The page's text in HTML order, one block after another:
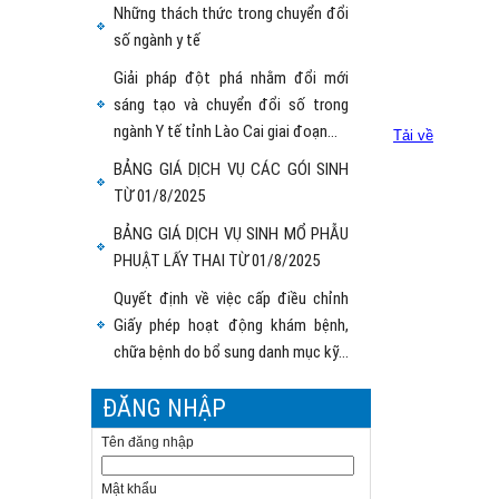
Những thách thức trong chuyển đổi
số ngành y tế
Giải pháp đột phá nhằm đổi mới
sáng tạo và chuyển đổi số trong
ngành Y tế tỉnh Lào Cai giai đoạn...
BẢNG GIÁ DỊCH VỤ CÁC GÓI SINH
TỪ 01/8/2025
BẢNG GIÁ DỊCH VỤ SINH MỔ PHẪU
PHUẬT LẤY THAI TỪ 01/8/2025
Quyết định về việc cấp điều chỉnh
Giấy phép hoạt động khám bệnh,
chữa bệnh do bổ sung danh mục kỹ...
Lào Cai xếp thứ 14 trong công bố
Báo cáo xếp hạng đánh giá mức độ
chuyển đổi số (DTI) năm 2024
Thư mời khảo sát và chào giá dịch
ĐĂNG NHẬP
Tên đăng nhập
Mật khẩu
Tải về